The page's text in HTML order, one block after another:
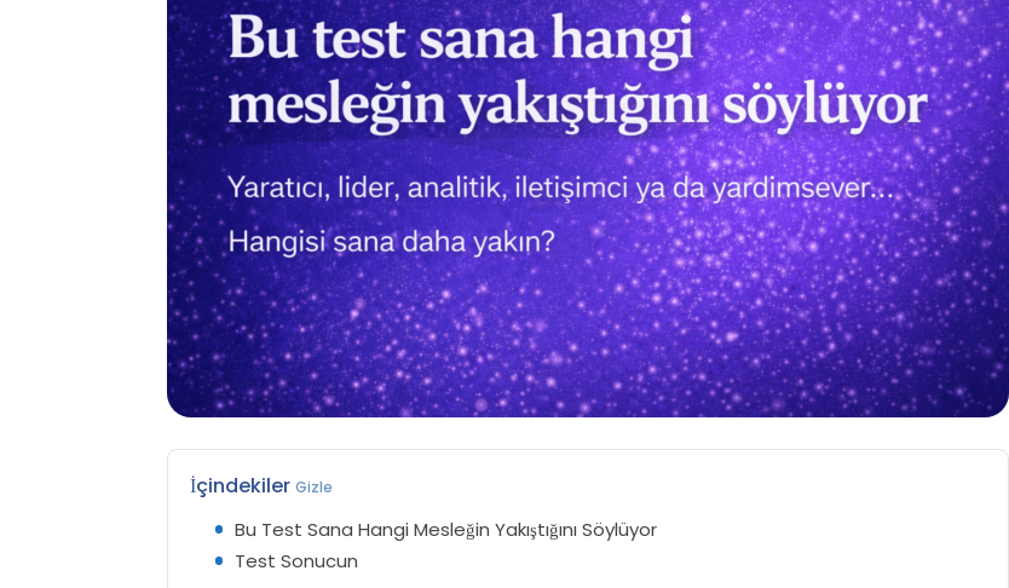
İçindekiler Gizle
Bu Test Sana Hangi Mesleğin Yakıştığını Söylüyor
Test Sonucun